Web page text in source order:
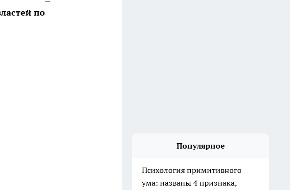
по
Популярное
Психология примитивного
ума: названы 4 признака,